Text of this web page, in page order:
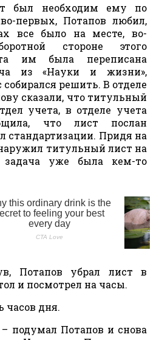
был необходим ему по
первых, Потапов любил,
все было на месте, во-
стороне этого
им была переписана
из «Науки и жизни»,
решить. В отделе
сказали, что титульный
учета, в отделе учета
что лист послан
стандартизации. Придя на
титульный лист на
задача уже была кем-то
Потапов убрал лист в
и посмотрел на часы.
часов дня.
– подумал Потапов и снова